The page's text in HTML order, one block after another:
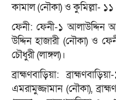
কামাল (নৌকা) ও কুমিল্লা-
ফেনী: ফেনী-১ আলাউদ্দিন
উদ্দিন হাজারী (নৌকা) ও
চৌধুরী (লাঙ্গল)।
ব্রাহ্মণবাড়িয়া:
এমরামুজ্জামান (নৌকা),